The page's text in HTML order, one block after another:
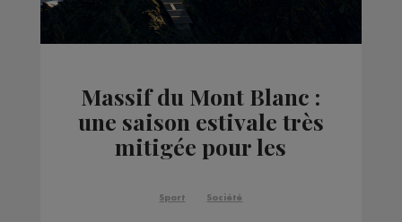
Massif du Mont Blanc :
une saison estivale très
mitigée pour les
normale
Sport Société